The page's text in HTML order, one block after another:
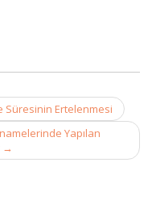
Süresinin Ertelenmesi
Yapılan
→